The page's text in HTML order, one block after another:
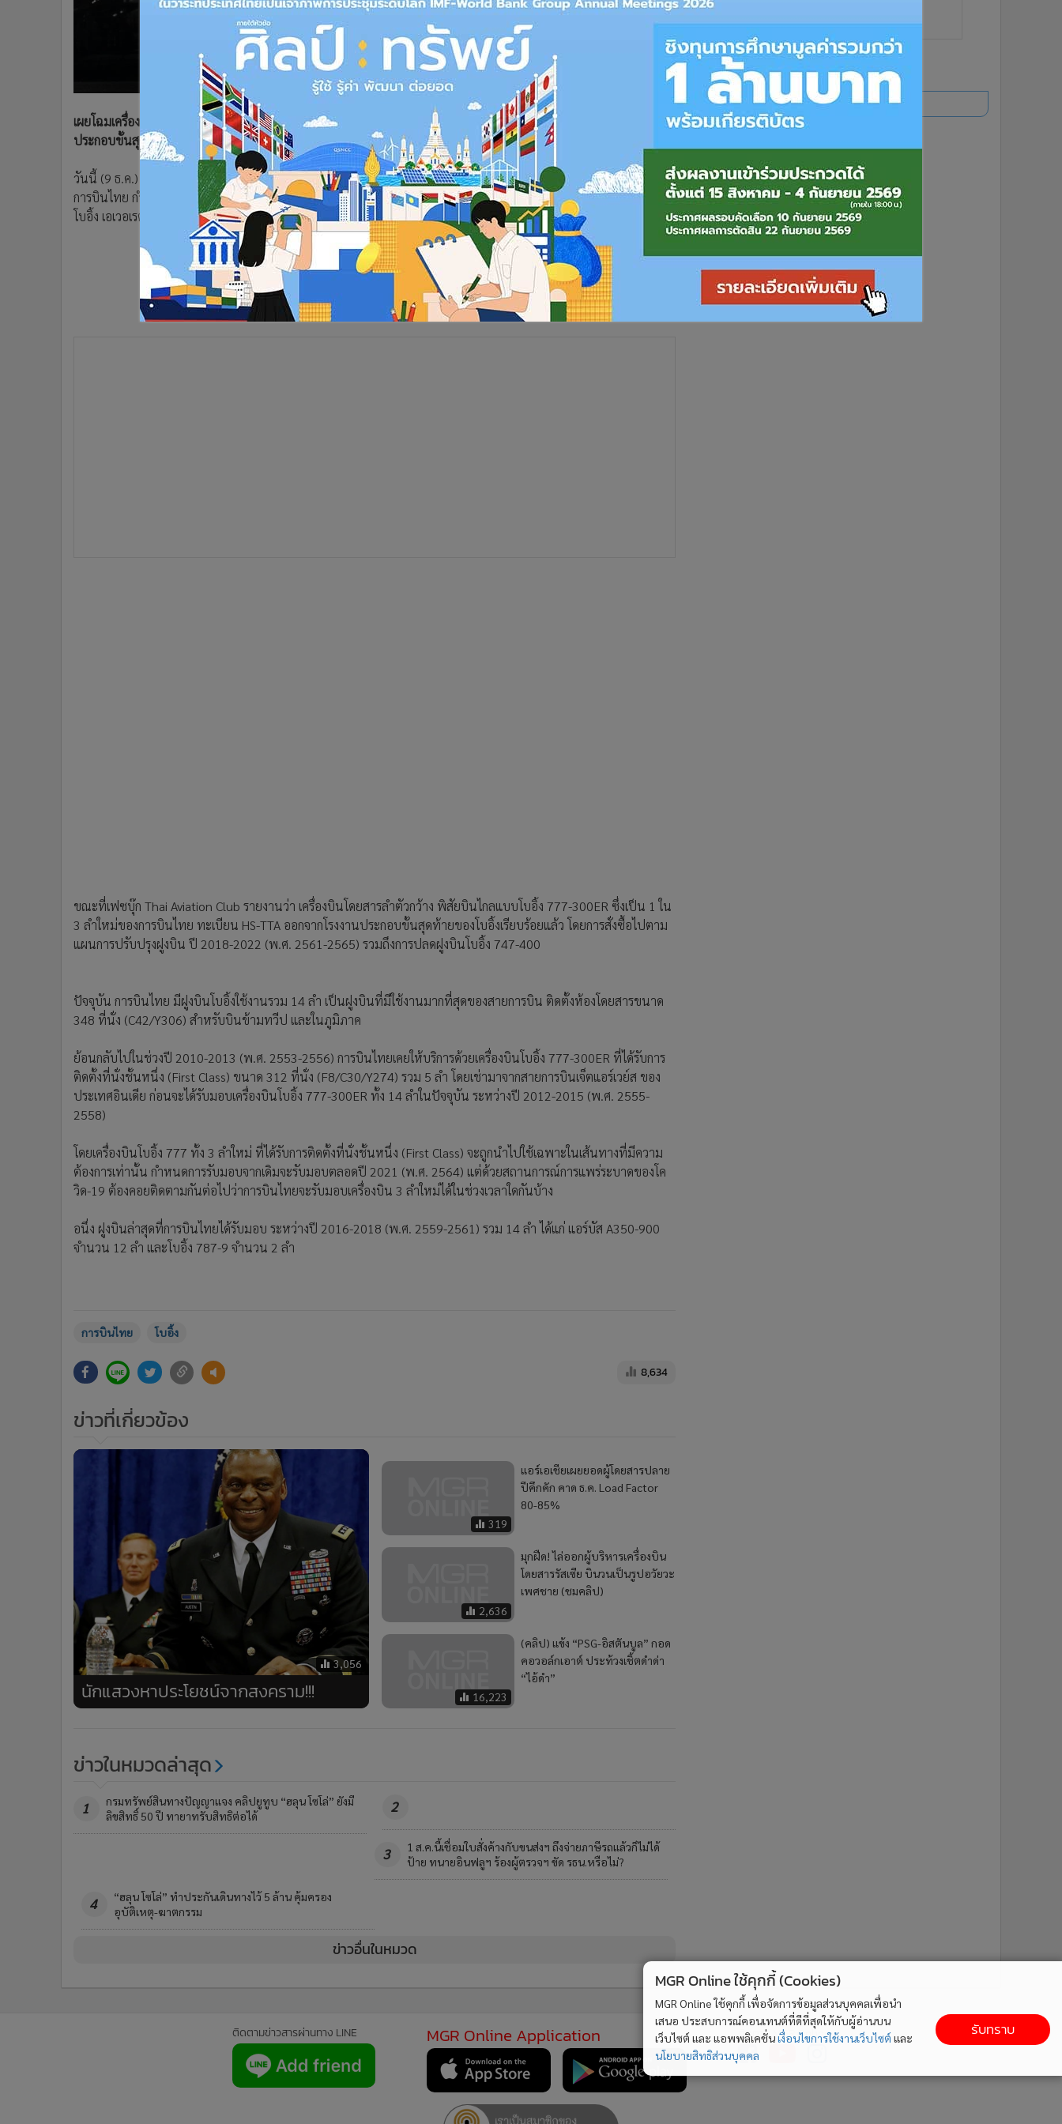
Gotomanager
เผยโฉมเครื่องบินการบินไทย โบอิ้ง 777-300ER เป็น 1 ใน 3 ลำใหม่ที่สั่งซื้อตามแผนปรับปรุงฝูงบิน ล่าสุดออกจากโรงงาน
ประกอบขั้นสุดท้ายแล้ว กำลังพ่นสี ลุ้นว่าจะส่งมอบตอนไหน
วันนี้ (9 ธ.ค.) ผู้ใช้ทวิตเตอร์ @mattcawby ซึ่งเป็นเจ้าของเว็บไซต์ paineairport.com ได้โพสต์ภาพเครื่องบินโบอิ้ง 777 ของ
การบินไทย กำลังพ่นสีในโรงพ่นสีเครื่องบินของบริษัท โบอิ้ง (Boeing Paint Hangar 45-04) ภายในศูนย์ส่งมอบสินค้าของ
โบอิ้ง เอเวอเรตต์ (Boeing Everett Delivery Center) กรุงวอชิงตัน ดี.ซี. สหรัฐอเมริกา
Thai Airways 777 line 1683 HS-TTA is being painted in the Everett
45-04 pic.twitter.com/M7mfv7D8QL
— Paine Airport (@mattcawby)
December 8, 2020
ขณะที่เฟซบุ๊ก Thai Aviation Club รายงานว่า เครื่องบินโดยสารลำตัวกว้าง พิสัยบินไกลแบบโบอิ้ง 777-300ER ซึ่งเป็น 1 ใน
3 ลำใหม่ของการบินไทย ทะเบียน HS-TTA ออกจากโรงงานประกอบขั้นสุดท้ายของโบอิ้งเรียบร้อยแล้ว โดยการสั่งซื้อไปตาม
แผนการปรับปรุงฝูงบิน ปี 2018-2022 (พ.ศ. 2561-2565) รวมถึงการปลดฝูงบินโบอิ้ง 747-400
ปัจจุบัน การบินไทย มีฝูงบินโบอิ้งใช้งานรวม 14 ลำ เป็นฝูงบินที่มีใช้งานมากที่สุดของสายการบิน ติดตั้งห้องโดยสารขนาด
348 ที่นั่ง (C42/Y306) สำหรับบินข้ามทวีป และในภูมิภาค
ย้อนกลับไปในช่วงปี 2010-2013 (พ.ศ. 2553-2556) การบินไทยเคยให้บริการด้วยเครื่องบินโบอิ้ง 777-300ER ที่ได้รับการ
ติดตั้งที่นั่งชั้นหนึ่ง (First Class) ขนาด 312 ที่นั่ง (F8/C30/Y274) รวม 5 ลำ โดยเช่ามาจากสายการบินเจ็ตแอร์เวย์ส ของ
ประเทศอินเดีย ก่อนจะได้รับมอบเครื่องบินโบอิ้ง 777-300ER ทั้ง 14 ลำในปัจจุบัน ระหว่างปี 2012-2015 (พ.ศ. 2555-
2558)
โดยเครื่องบินโบอิ้ง 777 ทั้ง 3 ลำใหม่ ที่ได้รับการติดตั้งที่นั่งชั้นหนึ่ง (First Class) จะถูกนำไปใช้เฉพาะในเส้นทางที่มีความ
ต้องการเท่านั้น กำหนดการรับมอบจากเดิมจะรับมอบตลอดปี 2021 (พ.ศ. 2564) แต่ด้วยสถานการณ์การแพร่ระบาดของโค
วิด-19 ต้องคอยติดตามกันต่อไปว่าการบินไทยจะรับมอบเครื่องบิน 3 ลำใหม่ได้ในช่วงเวลาใดกันบ้าง
อนึ่ง ฝูงบินล่าสุดที่การบินไทยได้รับมอบ ระหว่างปี 2016-2018 (พ.ศ. 2559-2561) รวม 14 ลำ ได้แก่ แอร์บัส A350-900
จำนวน 12 ลำ และโบอิ้ง 787-9 จำนวน 2 ลำ
การบินไทย โบอิ้ง
8,634
ข่าวที่เกี่ยวข้อง
3,056
นักแสวงหาประโยชน์จากสงคราม!!!
319
แอร์เอเชียเผยยอดผู้โดยสารปลาย
ปีคึกคัก คาด ธ.ค. Load Factor
80-85%
2,636
มุกฝืด! ไล่ออกผู้บริหารเครื่องบิน
โดยสารรัสเซีย บินวนเป็นรูปอวัยวะ
เพศชาย (ชมคลิป)
16,223
(คลิป) แข้ง “PSG-อิสตันบูล” กอด
คอวอล์กเอาต์ ประท้วงเชิ้ตดำด่า
“ไอ้ดำ”
ข่าวในหมวดล่าสุด
1
กรมทรัพย์สินทางปัญญาแจง คลิปยูทูบ “ฮลุน โซโล่” ยังมี
ลิขสิทธิ์ 50 ปี ทายาทรับสิทธิต่อได้
2
4
“ฮลุน โซโล่” ทำประกันเดินทางไว้ 5 ล้าน คุ้มครอง
อุบัติเหตุ-ฆาตกรรม
ยอดนิยม
อ่านเพิ่มเติม
ติดตาม MGR Online
MGR Online ใช้คุกกี้ (Cookies)
MGR Online ใช้คุกกี้ เพื่อจัดการข้อมูลส่วนบุคคลเพื่อนำ
เสนอ ประสบการณ์คอนเทนต์ที่ดีที่สุดให้กับผู้อ่านบน
เว็บไซต์ และ แอพพลิเคชั่นเงื่อนไขการใช้งานเว็บไซต์ และ
นโยบายสิทธิส่วนบุคคล
รับทราบ